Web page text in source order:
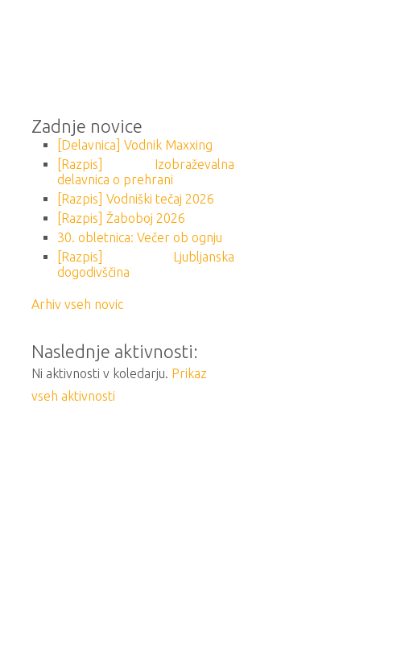
Zadnje novice
[Delavnica] Vodnik Maxxing
[Razpis] Izobraževalna
delavnica o prehrani
[Razpis] Vodniški tečaj 2026
[Razpis] Žaboboj 2026
30. obletnica: Večer ob ognju
[Razpis] Ljubljanska
dogodivščina
Arhiv vseh novic
Naslednje aktivnosti:
Ni aktivnosti v koledarju. Prikaz
vseh aktivnosti